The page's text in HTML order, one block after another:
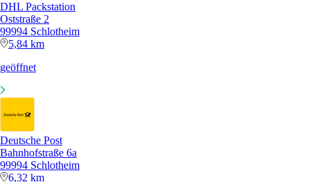
DHL Packstation
Oststraße 2
99994 Schlotheim
5,84 km
geöffnet
Deutsche Post
Bahnhofstraße 6a
99994 Schlotheim
6,32 km